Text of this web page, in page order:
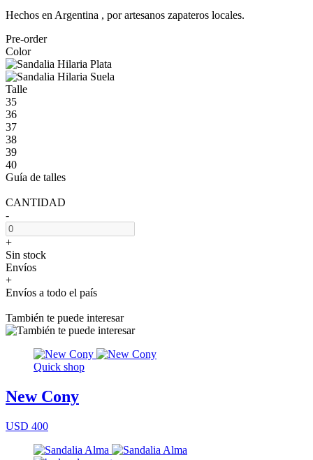
Hechos en Argentina , por artesanos zapateros locales.
Pre-order
Color
Talle
35
36
37
38
39
40
Guía de talles
CANTIDAD
-
+
Sin stock
Envíos
+
Envíos a todo el país
También te puede interesar
Quick shop
New Cony
USD 400